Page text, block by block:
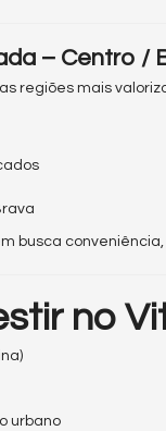
– Centro /
regiões mais
busca
no
urbano